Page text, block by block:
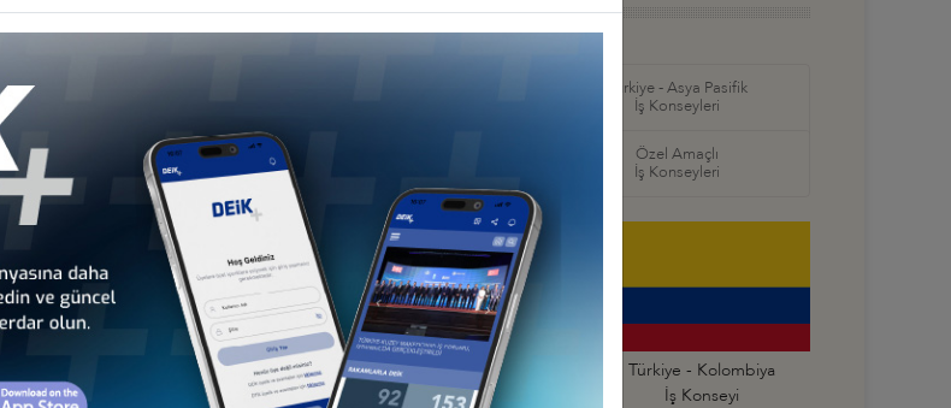
Diğer İş Konseyleri
Türkiye - Asya Pasifik
İş Konseyleri
Türkiye - Orta Doğu ve
Körfez İş Konseyleri
Özel Amaçlı
İş Konseyleri
İş Konseyi
Türkiye - Brezilya
İş Konseyi
Türkiye - Ekvador
İş Konseyi
Türkiye - Kolombiya
İş Konseyi